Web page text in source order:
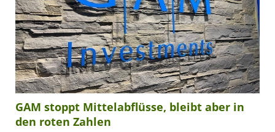
GAM stoppt Mittelabflüsse, bleibt aber in
den roten Zahlen